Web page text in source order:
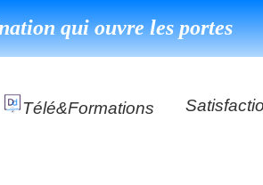
qui ouvre les portes
Télé&formations